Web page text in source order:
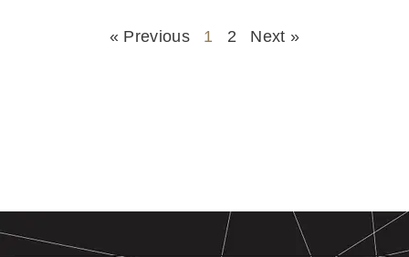
« Previous 1 2 Next »